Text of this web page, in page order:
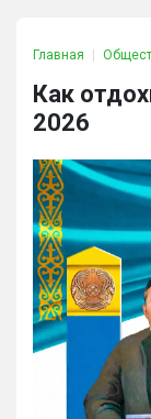
Главная
Как
2026